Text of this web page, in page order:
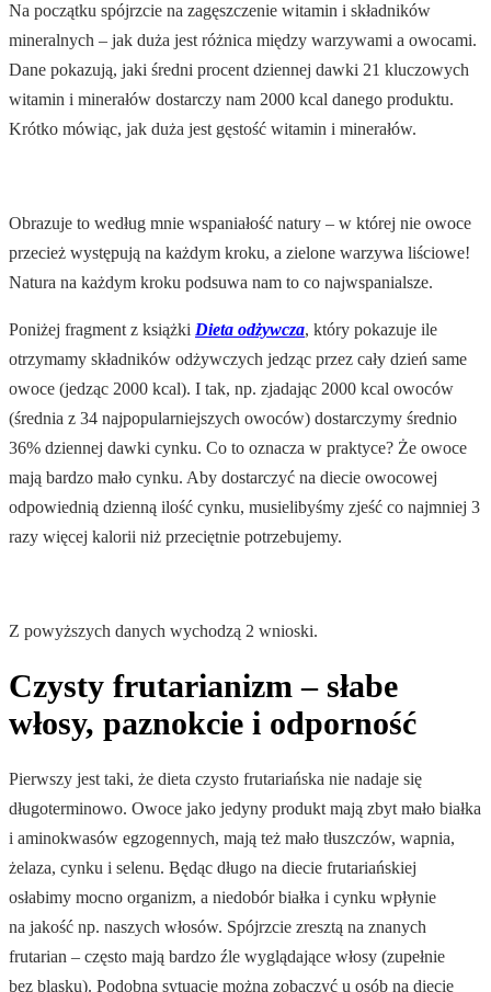
Na początku spójrzcie na zagęszczenie witamin i składników
mineralnych – jak duża jest różnica między warzywami a owocami.
Dane pokazują, jaki średni procent dziennej dawki 21 kluczowych
witamin i minerałów dostarczy nam 2000 kcal danego produktu.
Krótko mówiąc, jak duża jest gęstość witamin i minerałów.
Obrazuje to według mnie wspaniałość natury – w której nie owoce
przecież występują na każdym kroku, a zielone warzywa liściowe!
Natura na każdym kroku podsuwa nam to co najwspanialsze.
Poniżej fragment z książki Dieta odżywcza, który pokazuje ile
otrzymamy składników odżywczych jedząc przez cały dzień same
owoce (jedząc 2000 kcal). I tak, np. zjadając 2000 kcal owoców
(średnia z 34 najpopularniejszych owoców) dostarczymy średnio
36% dziennej dawki cynku. Co to oznacza w praktyce? Że owoce
mają bardzo mało cynku. Aby dostarczyć na diecie owocowej
odpowiednią dzienną ilość cynku, musielibyśmy zjeść co najmniej 3
razy więcej kalorii niż przeciętnie potrzebujemy.
Z powyższych danych wychodzą 2 wnioski.
Czysty frutarianizm – słabe
włosy, paznokcie i odporność
Pierwszy jest taki, że dieta czysto frutariańska nie nadaje się
długoterminowo. Owoce jako jedyny produkt mają zbyt mało białka
i aminokwasów egzogennych, mają też mało tłuszczów, wapnia,
żelaza, cynku i selenu. Będąc długo na diecie frutariańskiej
osłabimy mocno organizm, a niedobór białka i cynku wpłynie
na jakość np. naszych włosów. Spójrzcie zresztą na znanych
frutarian – często mają bardzo źle wyglądające włosy (zupełnie
bez blasku). Podobną sytuację można zobaczyć u osób na diecie